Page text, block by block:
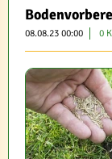
08.08.23 00:00 0